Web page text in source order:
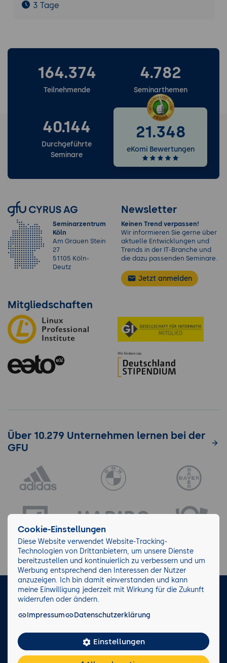
3 Tage
164.374
Teilnehmende
4.782
Seminarthemen
40.144
Durchgeführte
Seminare
21.348
eKomi Bewertungen
Seminarzentrum
Köln
Am Grauen Stein
27
51105 Köln-
Deutz
Newsletter
Keinen Trend verpassen!
Wir informieren Sie gerne über
aktuelle Entwicklungen und
Trends in der IT-Branche und
die dazu passenden Seminare.
Jetzt anmelden
Mitgliedschaften
Über 10.279 Unternehmen lernen bei der
GFU
LinkedIn Facebook
Facts
Cookie-Einstellungen
Diese Website verwendet Website-Tracking-
Technologien von Drittanbietern, um unsere Dienste
bereitzustellen und kontinuierlich zu verbessern und um
Werbung entsprechend den Interessen der Nutzer
anzuzeigen. Ich bin damit einverstanden und kann
meine Einwilligung jederzeit mit Wirkung für die Zukunft
widerrufen oder ändern.
Impressum
Datenschutzerklärung
Einstellungen